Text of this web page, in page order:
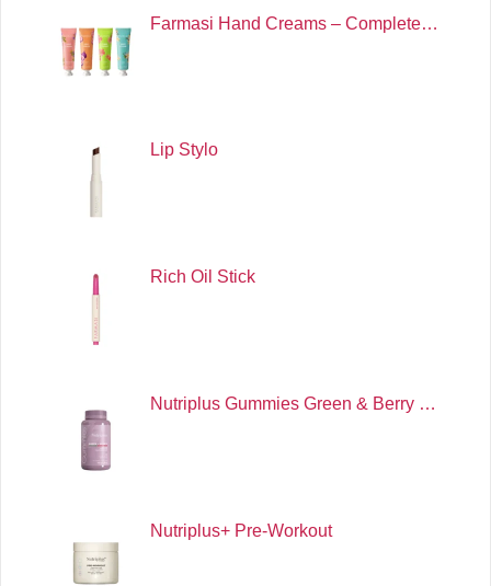
Farmasi Hand Creams – Complete…
Lip Stylo
Rich Oil Stick
Nutriplus Gummies Green & Berry …
Nutriplus+ Pre-Workout